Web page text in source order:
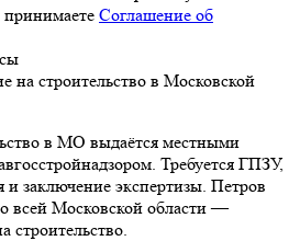
Соглашение об
на строительство в Московской
в МО выдаётся местными
Требуется ГПЗУ,
и заключение экспертизы. Петров
всей Московской области —
строительство.